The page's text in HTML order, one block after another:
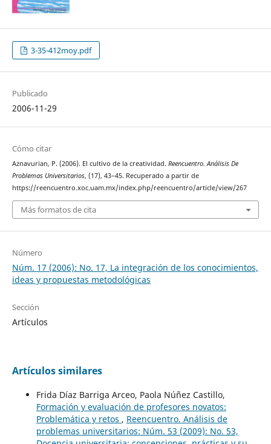
3-35-412moy.pdf
Publicado
2006-11-29
Cómo citar
Aznavurian, P. (2006). El cultivo de la creatividad. Reencuentro. Análisis De
Problemas Universitarios, (17), 43–45. Recuperado a partir de
https://reencuentro.xoc.uam.mx/index.php/reencuentro/article/view/267
Más formatos de cita
Número
Núm. 17 (2006): No. 17, La integración de los conocimientos,
ideas y propuestas metodológicas
Sección
Artículos
Artículos similares
Frida Díaz Barriga Arceo, Paola Núñez Castillo,
Formación y evaluación de profesores novatos:
Problemática y retos , Reencuentro. Análisis de
problemas universitarios: Núm. 53 (2009): No. 53,